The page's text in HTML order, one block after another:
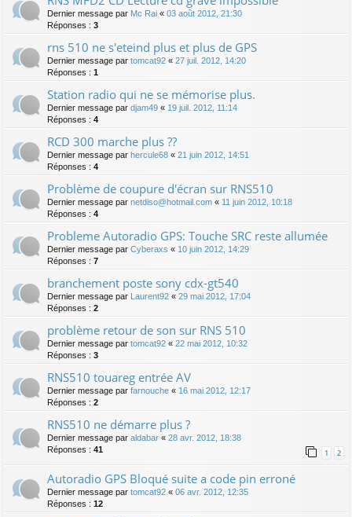
Dernier message par Mc Rai « 03 août 2012, 21:30
Réponses : 3
rns 510 ne s'eteind plus et plus de GPS
Dernier message par tomcat92 « 27 juil. 2012, 14:20
Réponses : 1
Station radio qui ne se mémorise plus.
Dernier message par djam49 « 19 juil. 2012, 11:14
Réponses : 4
RCD 300 marche plus ??
Dernier message par hercule68 « 21 juin 2012, 14:51
Réponses : 4
Problème de coupure d'écran sur RNS510
Dernier message par netdiso@hotmail.com « 11 juin 2012, 10:18
Réponses : 4
Probleme Autoradio GPS: Touche SRC reste allumée
Dernier message par Cyberaxs « 10 juin 2012, 14:29
Réponses : 7
branchement poste sony cdx-gt540
Dernier message par Laurent92 « 29 mai 2012, 17:04
Réponses : 2
problème retour de son sur RNS 510
Dernier message par tomcat92 « 22 mai 2012, 10:32
Réponses : 3
RNS510 touareg entrée AV
Dernier message par farnouche « 16 mai 2012, 12:17
Réponses : 2
RNS510 ne démarre plus ?
Dernier message par aldabar « 28 avr. 2012, 18:38
Réponses : 41 1 2
Autoradio GPS Bloqué suite a code pin erroné
Dernier message par tomcat92 « 06 avr. 2012, 12:35
Réponses : 12